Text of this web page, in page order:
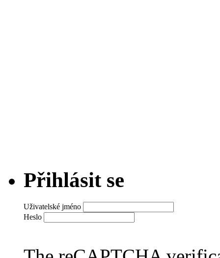
Přihlásit se
Uživatelské jméno
Heslo